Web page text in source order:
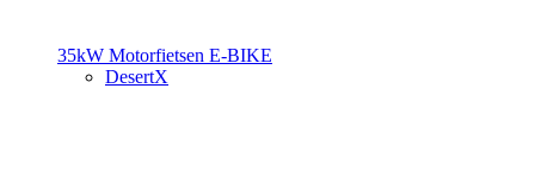
35kW Motorfietsen E-BIKE
DesertX